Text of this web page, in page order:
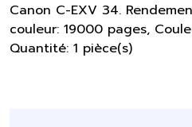
Canon C-EXV 34.
couleur: 19000 pages,
Quantité: 1 pièce(s)